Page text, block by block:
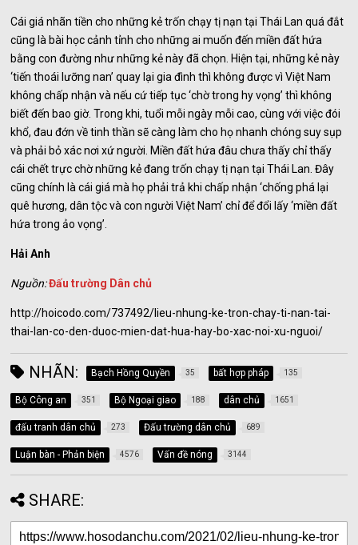
Cái giá nhãn tiền cho những kẻ trốn chạy tị nạn tại Thái Lan quá đắt
cũng là bài học cảnh tỉnh cho những ai muốn đến miền đất hứa
bằng con đường như những kẻ này đã chọn. Hiện tại, những kẻ này
‘tiến thoái lưỡng nan’ quay lại gia đình thì không được vì Việt Nam
không chấp nhận và nếu cứ tiếp tục ‘chờ trong hy vọng’ thì không
biết đến bao giờ. Trong khi, tuổi mỗi ngày mỗi cao, cùng với việc đói
khổ, đau đớn về tinh thần sẽ càng làm cho họ nhanh chóng suy sụp
và phải bỏ xác nơi xứ người. Miền đất hứa đâu chưa thấy chỉ thấy
cái chết trực chờ những kẻ đang trốn chạy tị nạn tại Thái Lan. Đây
cũng chính là cái giá mà họ phải trả khi chấp nhận ‘chống phá lại
quê hương, dân tộc và con người Việt Nam’ chỉ để đổi lấy ‘miền đất
hứa trong ảo vọng’.
Hải Anh
Nguồn:Đấu trường Dân chủ
http://hoicodo.com/737492/lieu-nhung-ke-tron-chay-ti-nan-tai-
thai-lan-co-den-duoc-mien-dat-hua-hay-bo-xac-noi-xu-nguoi/
NHÃN: Bạch Hồng Quyền 35 bất hợp pháp 135
Bộ Công an 351 Bộ Ngoại giao 188 dân chủ 1651
đấu tranh dân chủ 273 Đấu trường dân chủ 689
Luận bàn - Phản biện 4576 Vấn đề nóng 3144
SHARE: